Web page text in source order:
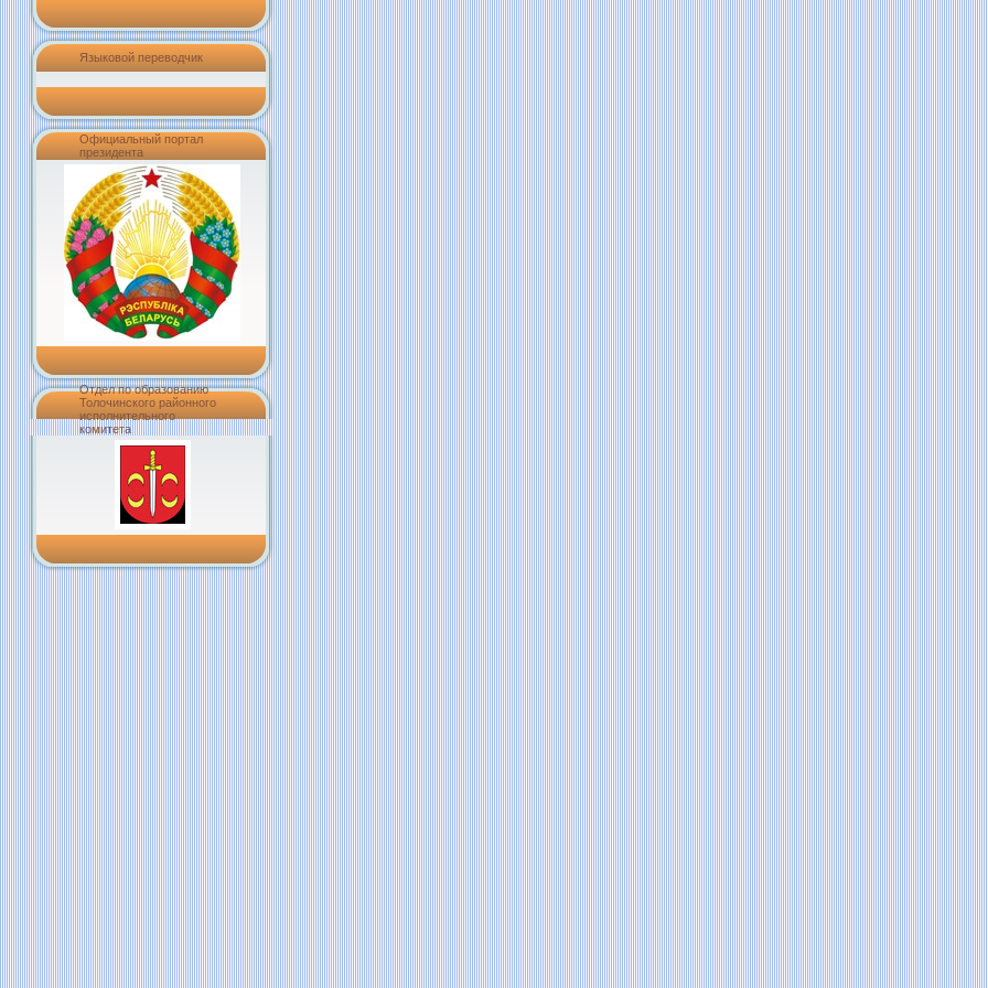
Языковой переводчик
Официальный портал
президента
Отдел по образованию
Толочинского районного
исполнительного
комитета